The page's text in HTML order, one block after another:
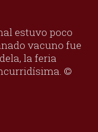
estuvo poco
vacuno fue
la feria
©